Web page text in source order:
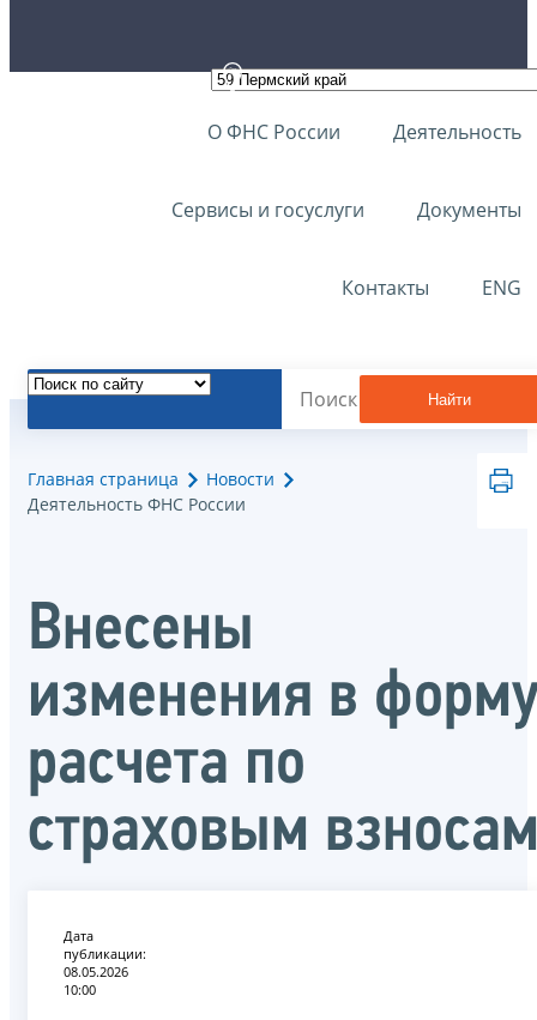
О ФНС России Деятельность
Сервисы и госуслуги Документы
Контакты ENG
Найти
Главная страница
Новости
Деятельность ФНС России
Внесены
изменения в
расчета по
страховым
Дата
публикации:
08.05.2026
10:00